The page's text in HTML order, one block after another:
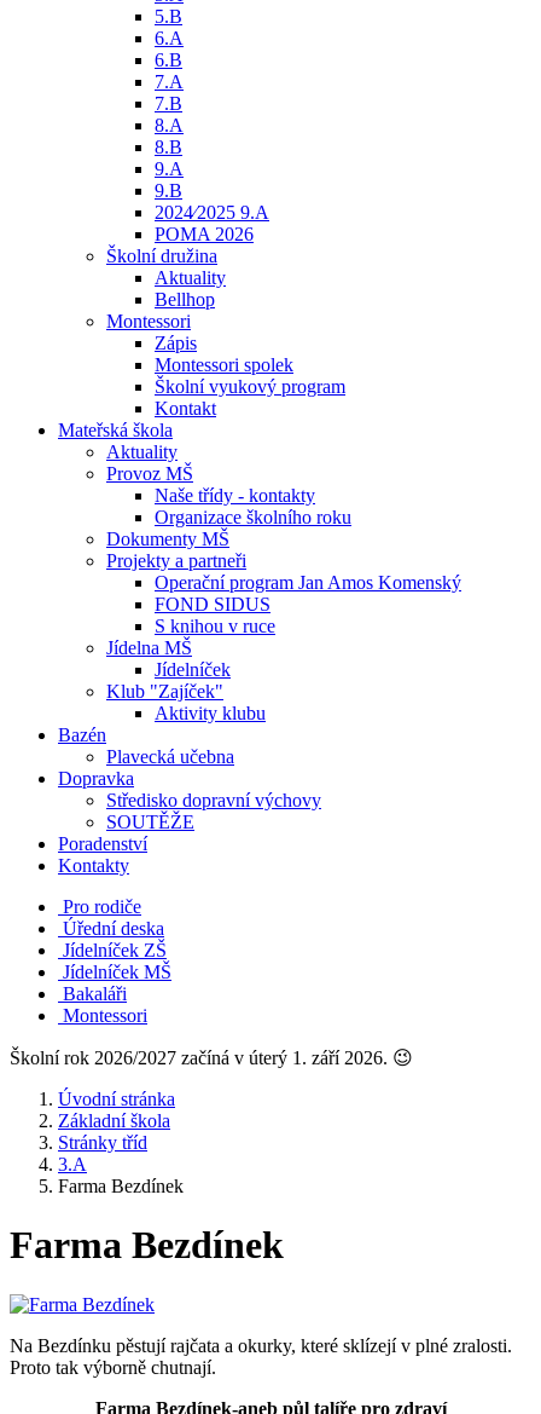
5.B
6.A
6.B
7.A
7.B
8.A
8.B
9.A
9.B
2024⁄2025 9.A
POMA 2026
Školní družina
Aktuality
Bellhop
Montessori
Zápis
Montessori spolek
Školní vyukový program
Kontakt
Mateřská škola
Aktuality
Provoz MŠ
Naše třídy - kontakty
Organizace školního roku
Dokumenty MŠ
Projekty a partneři
Operační program Jan Amos Komenský
FOND SIDUS
S knihou v ruce
Jídelna MŠ
Jídelníček
Klub "Zajíček"
Aktivity klubu
Bazén
Plavecká učebna
Dopravka
Středisko dopravní výchovy
SOUTĚŽE
Poradenství
Kontakty
Pro rodiče
Úřední deska
Jídelníček ZŠ
Jídelníček MŠ
Bakaláři
Montessori
Školní rok 2026/2027 začíná v úterý 1. září 2026. 😉
Úvodní stránka
Základní škola
Stránky tříd
3.A
Farma Bezdínek
Farma Bezdínek
Na Bezdínku pěstují rajčata a okurky, které sklízejí v plné zralosti.
Proto tak výborně chutnají.
Farma Bezdínek-aneb půl talíře pro zdraví